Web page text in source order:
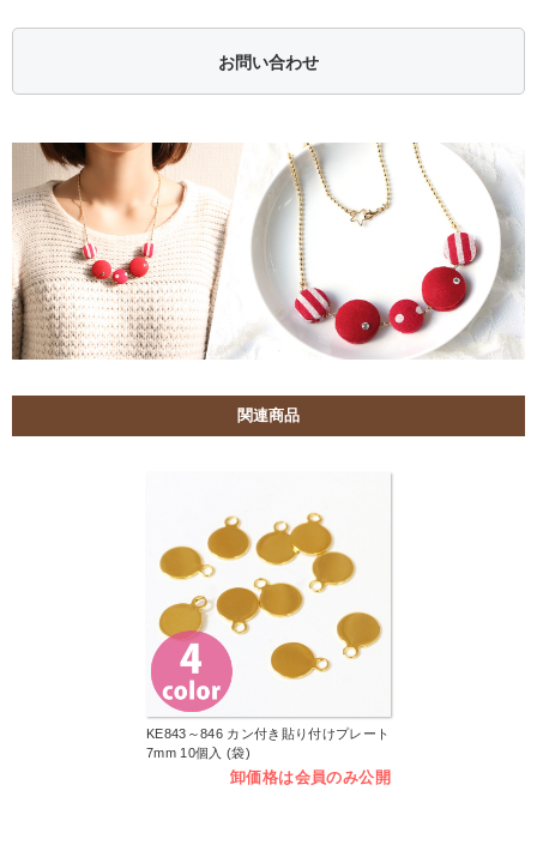
お問い合わせ
関連商品
KE843～846 カン付き貼り付けプレート
7mm 10個入 (袋)
卸価格は会員のみ公開